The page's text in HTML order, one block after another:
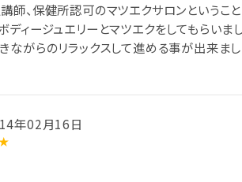
師、保健所認可のマツエクサロンというこ
ディージュエリーとマツエクをしてもらい
ながらのリラックスして進める事が出来ま
年02月16日